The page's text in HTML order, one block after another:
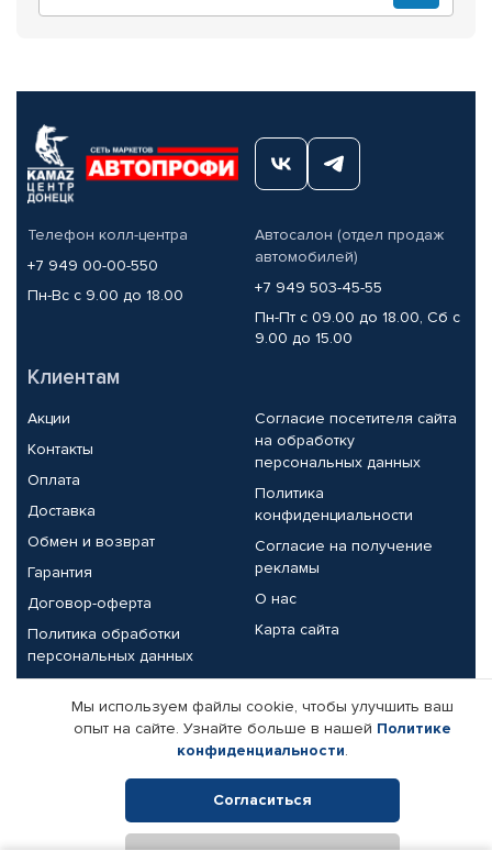
Телефон колл-центра
+7 949 00-00-550
Пн-Вс с 9.00 до 18.00
Автосалон (отдел продаж
автомобилей)
+7 949 503-45-55
Пн-Пт с 09.00 до 18.00, Сб с
9.00 до 15.00
Клиентам
Акции
Контакты
Оплата
Доставка
Обмен и возврат
Гарантия
Договор-оферта
Политика обработки
персональных данных
Согласие посетителя сайта
на обработку
персональных данных
Политика
конфиденциальности
Согласие на получение
рекламы
О нас
Карта сайта
Партнерам
Корпоративным клиентам
Поставщикам
Реквизиты компании
Мы используем файлы cookie, чтобы улучшить ваш
опыт на сайте. Узнайте больше в нашей Политике
конфиденциальности.
Согласиться